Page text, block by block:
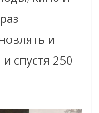
и
спустя 250